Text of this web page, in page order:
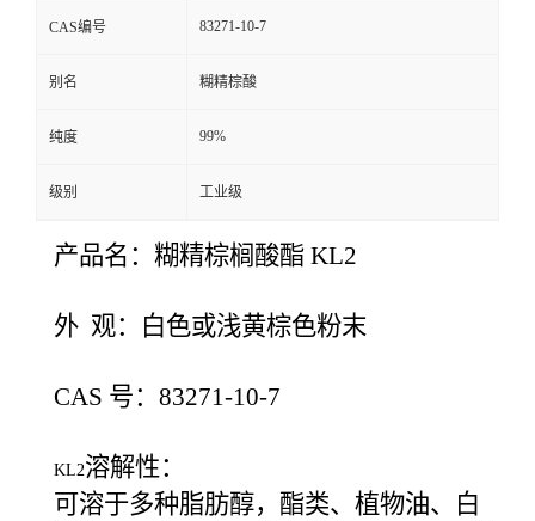
CAS编号 83271-10-7
别名 糊精棕酸
纯度 99%
级别 工业级
产品名： 糊精棕榈酸酯 KL2
外 观：白色或浅黄棕色粉末
CAS 号：83271-10-7
KL2溶解性：
可溶于多种脂肪醇，酯类、植物油、白